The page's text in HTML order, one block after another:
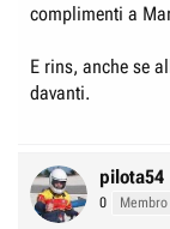
complimenti a
E rins, anche se
davanti.
pilota54
0